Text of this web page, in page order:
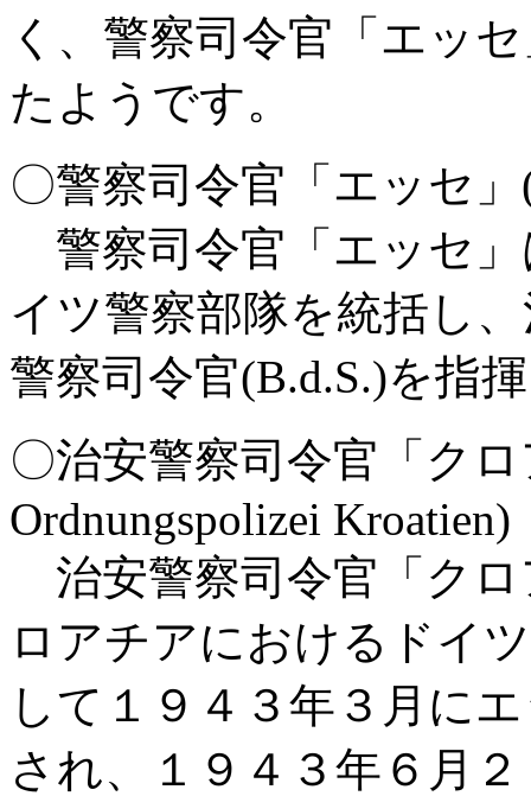
く、警察司令官「エッ
たようです。
〇警察司令官「エッセ」
警察司令官「エッセ
イツ警察部隊を統括し
警察司令官(B.d.S.)を指
〇治安警察司令官「クロ
Ordnungspolizei Kroatien)
治安警察司令官「クロ
ロアチアにおけるドイ
して１９４３年３月に
され、１９４３年６月